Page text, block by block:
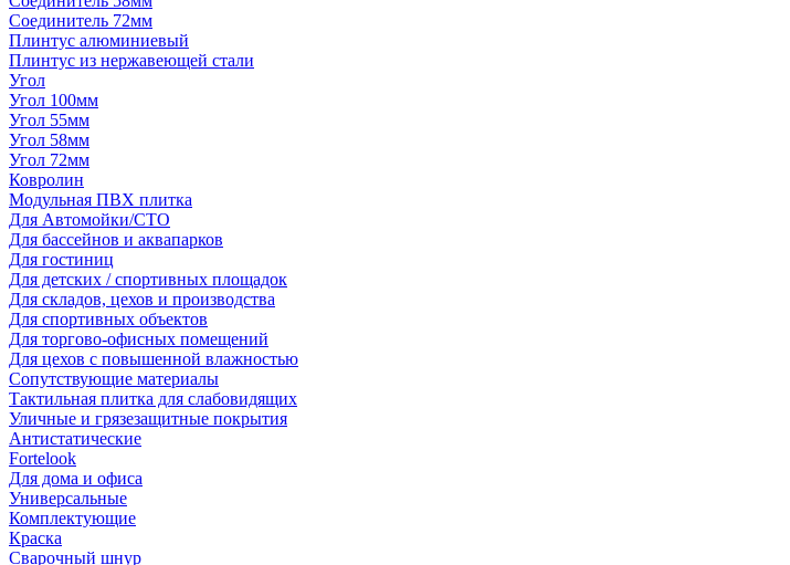
Соединитель 72мм
Плинтус алюминиевый
Плинтус из нержавеющей стали
Угол
Угол 100мм
Угол 55мм
Угол 58мм
Угол 72мм
Ковролин
Модульная ПВХ плитка
Для Автомойки/СТО
Для бассейнов и аквапарков
Для гостиниц
Для детских / спортивных площадок
Для складов, цехов и производства
Для спортивных объектов
Для торгово-офисных помещений
Для цехов с повышенной влажностью
Сопутствующие материалы
Тактильная плитка для слабовидящих
Уличные и грязезащитные покрытия
Антистатические
Fortelook
Для дома и офиса
Универсальные
Комплектующие
Краска
Сварочный шнур